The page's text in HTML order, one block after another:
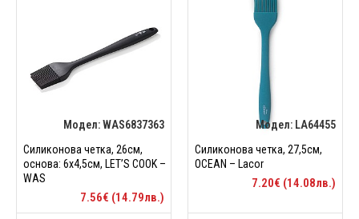
Модел:WAS6837363
Силиконова четка, 26см,
основа: 6x4,5см, LET’S COOK –
WAS
7.56€ (14.79лв.)
Модел: LA64455
Силиконова четка, 27,5см,
OCEAN – Lacor
7.20€ (14.08лв.)